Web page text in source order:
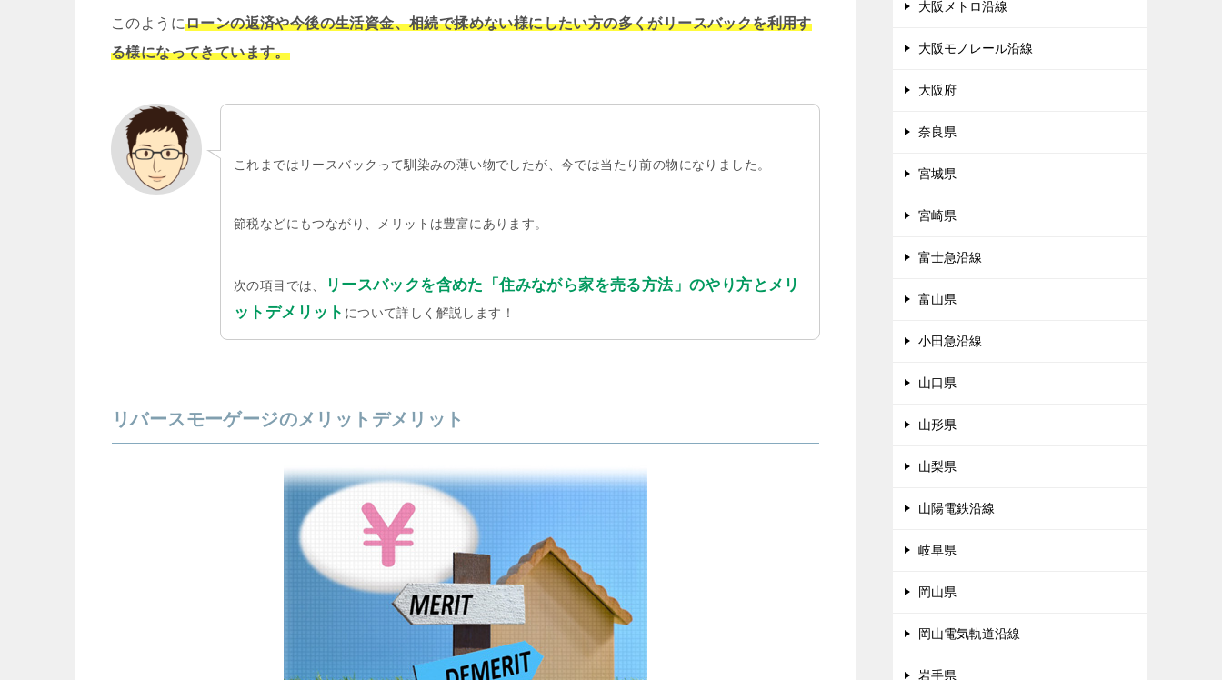
このようにローンの返済や今後の生活資金、相続で揉めない様にしたい方の多くがリースバックを利用す
る様になってきています。
これまではリースバックって馴染みの薄い物でしたが、今では当たり前の物になりました。
節税などにもつながり、メリットは豊富にあります。
次の項目では、
リースバックを含めた「住みながら家を売る方法」のやり方とメリ
ットデメリット について詳しく解説します！
リバースモーゲージのメリットデメリット
大阪メトロ沿線
大阪モノレール沿線
大阪府
奈良県
宮城県
宮崎県
富士急沿線
富山県
小田急沿線
山口県
山形県
山梨県
山陽電鉄沿線
岐阜県
岡山県
岡山電気軌道沿線
岩手県